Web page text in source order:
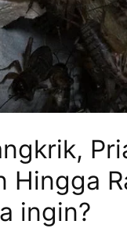
Hingga
ingin?